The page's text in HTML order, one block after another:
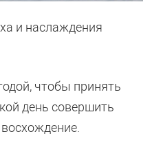
и наслаждения
чтобы принять
день совершить